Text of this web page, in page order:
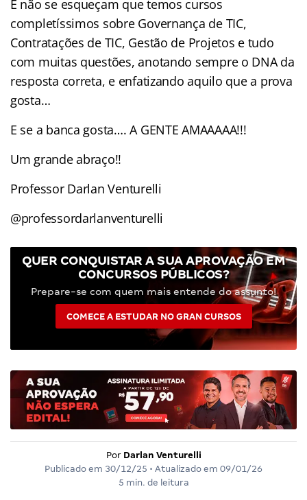
E não se esqueçam que temos cursos
completíssimos sobre Governança de TIC,
Contratações de TIC, Gestão de Projetos e tudo
com muitas questões, anotando sempre o DNA da
resposta correta, e enfatizando aquilo que a prova
gosta…
E se a banca gosta…. A GENTE AMAAAAA!!!
Um grande abraço!!
Professor Darlan Venturelli
@professordarlanventurelli
QUER CONQUISTAR A SUA APROVAÇÃO EM
CONCURSOS PÚBLICOS?
Prepare-se com quem mais entende do assunto!
COMECE A ESTUDAR NO GRAN CURSOS
Por Darlan Venturelli
Publicado em 30/12/25 • Atualizado em 09/01/26
5 min. de leitura